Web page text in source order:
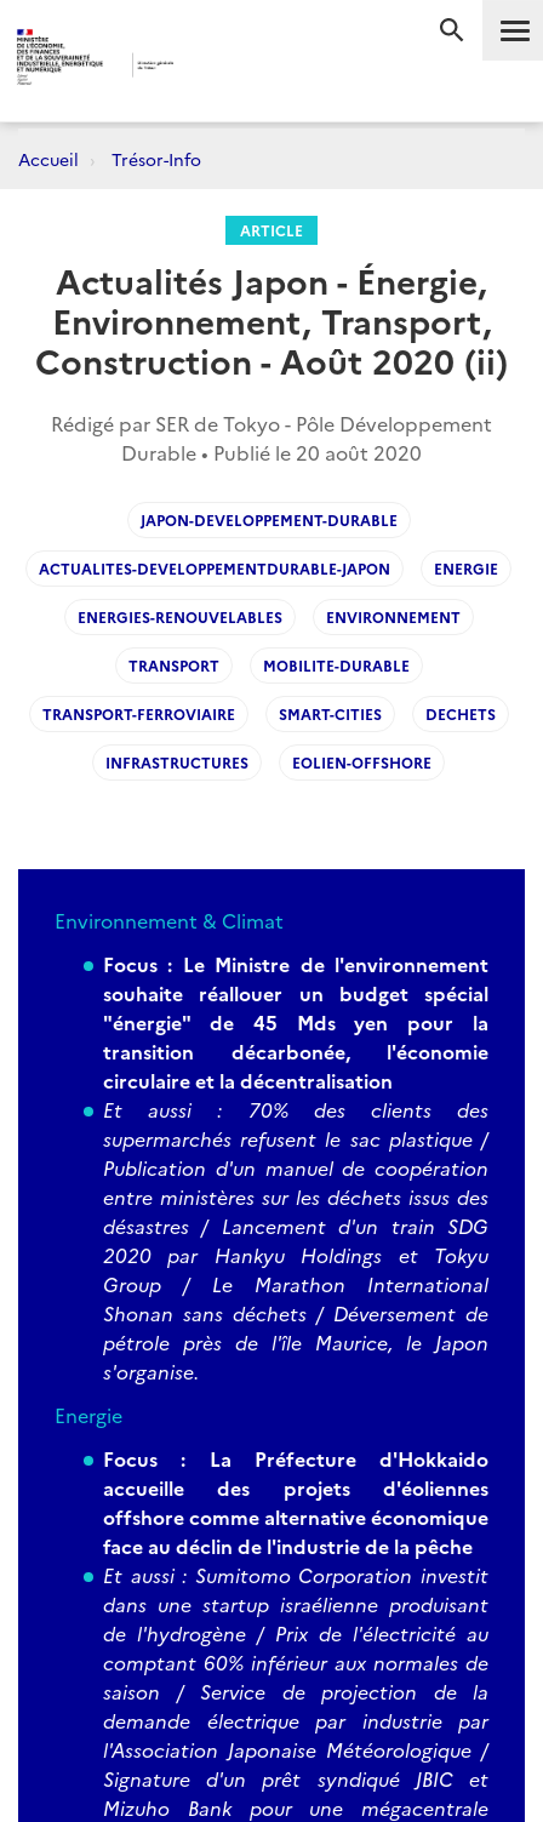
Accueil Trésor-Info
ARTICLE
Actualités Japon - Énergie,
Environnement, Transport,
Construction - Août 2020 (ii)
Rédigé par SER de Tokyo - Pôle Développement
Durable • Publié le 20 août 2020
JAPON-DEVELOPPEMENT-DURABLE
ACTUALITES-DEVELOPPEMENTDURABLE-JAPON ENERGIE
ENERGIES-RENOUVELABLES ENVIRONNEMENT
TRANSPORT MOBILITE-DURABLE
TRANSPORT-FERROVIAIRE SMART-CITIES DECHETS
INFRASTRUCTURES EOLIEN-OFFSHORE
Environnement & Climat
Focus : Le Ministre de l'environnement
souhaite réallouer un budget spécial
"énergie" de 45 Mds yen pour la
transition décarbonée, l'économie
circulaire et la décentralisation
Et aussi : 70% des clients des
supermarchés refusent le sac plastique /
Publication d'un manuel de coopération
entre ministères sur les déchets issus des
désastres / Lancement d'un train SDG
2020 par Hankyu Holdings et Tokyu
Group / Le Marathon International
Shonan sans déchets / Déversement de
pétrole près de l'île Maurice, le Japon
s'organise.
Energie
Focus : La Préfecture d'Hokkaido
accueille des projets d'éoliennes
offshore comme alternative économique
face au déclin de l'industrie de la pêche
Et aussi : Sumitomo Corporation investit
dans une startup israélienne produisant
de l'hydrogène / Prix de l'électricité au
comptant 60% inférieur aux normales de
saison / Service de projection de la
demande électrique par industrie par
l'Association Japonaise Météorologique /
Signature d'un prêt syndiqué JBIC et
Mizuho Bank pour une mégacentrale